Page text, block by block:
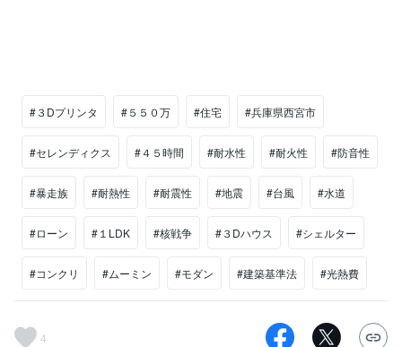
#３Dプリンタ #５５０万 #住宅 #兵庫県西宮市
#セレンディクス #４５時間 #耐水性 #耐火性 #防音性
#暴走族 #耐熱性 #耐震性 #地震 #台風 #水道
#ローン #１LDK #核戦争 #３Dハウス #シェルター
#コンクリ #ムーミン #モダン #建築基準法 #光熱費
4